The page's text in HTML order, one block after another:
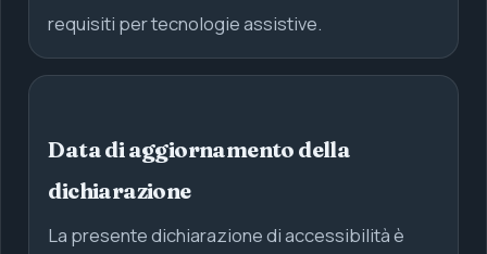
requisiti per tecnologie assistive.
Data di aggiornamento della
dichiarazione
La presente dichiarazione di accessibilità è